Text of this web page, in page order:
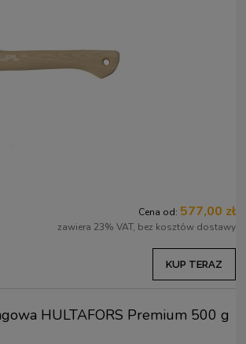
Cena od: 577,00 zł
zawiera 23% VAT, bez kosztów dostawy
KUP TERAZ
HULTAFORS Premium 500 g